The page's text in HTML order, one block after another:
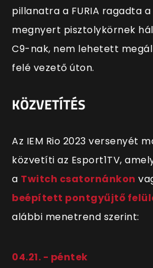
pillanatra a FURIA ragadta
megnyert pisztolykörnek
C9-nak, nem lehetett
felé vezető úton.
KÖZVETÍTÉS
Az IEM Rio 2023 versenyét
közvetíti az Esport1TV,
a Twitch csatornánkon
beépített pontgyűjtő
alábbi menetrend szerint:
04.21. - péntek